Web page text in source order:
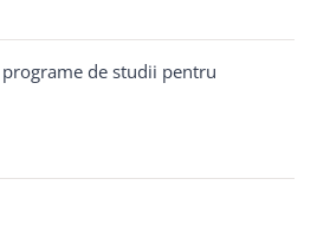
de studii pentru